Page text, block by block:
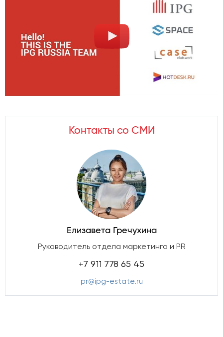
Контакты со СМИ
Елизавета Гречухина
Руководитель отдела маркетинга и PR
+7 911 778 65 45
pr@ipg-estate.ru